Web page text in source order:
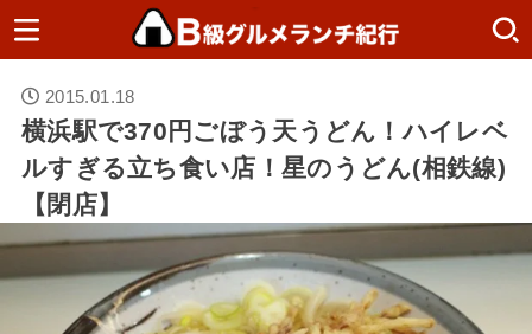
2015.01.18
横浜駅で370円ごぼう天うどん！ハイレベ
ルすぎる立ち食い店！星のうどん(相鉄線)
【閉店】